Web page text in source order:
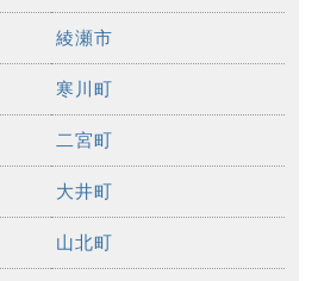
綾瀬市
寒川町
二宮町
大井町
山北町